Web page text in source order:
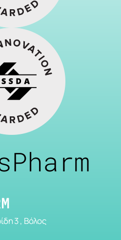
3 , Βόλος